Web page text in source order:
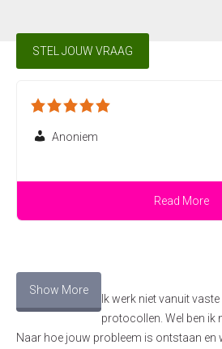
meer sessies nodig hebben.
de 1 en 12 sessies nodig om de
behandelplan opstellen dat past
STEL JOUW VRAAG
Anoniem
Read More
Show More
Ik werk niet vanuit
protocollen. Wel ben ik
Naar hoe jouw probleem is ontstaan en